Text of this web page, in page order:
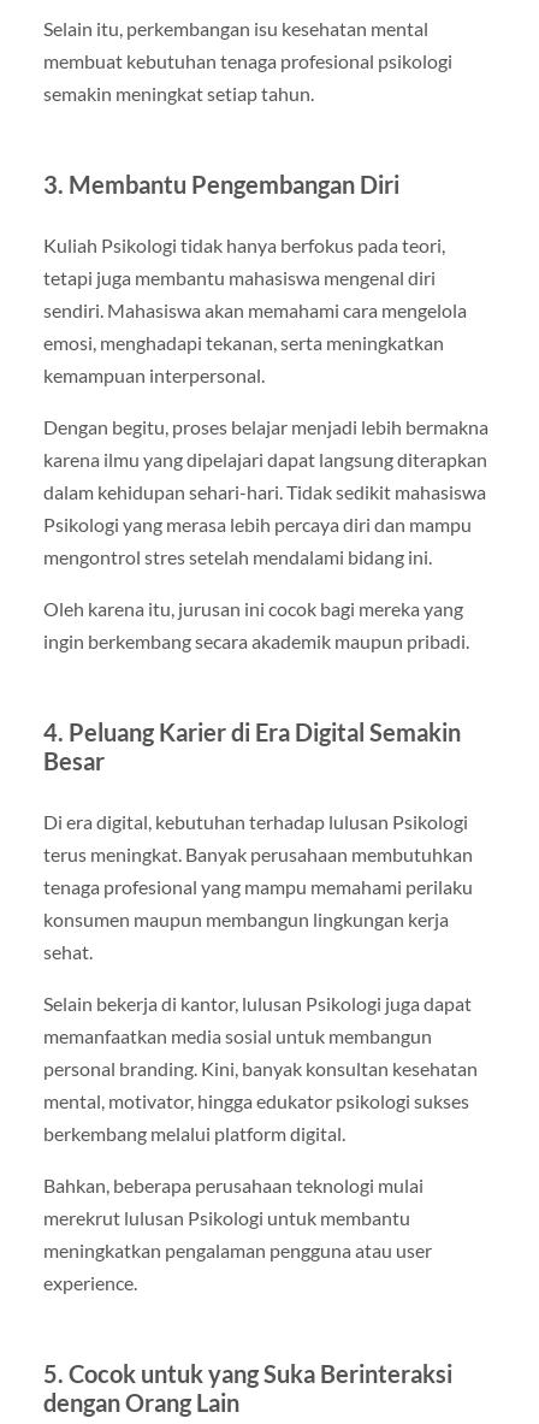
Selain itu, perkembangan isu kesehatan mental
membuat kebutuhan tenaga profesional psikologi
semakin meningkat setiap tahun.
3. Membantu Pengembangan Diri
Kuliah Psikologi tidak hanya berfokus pada teori,
tetapi juga membantu mahasiswa mengenal diri
sendiri. Mahasiswa akan memahami cara mengelola
emosi, menghadapi tekanan, serta meningkatkan
kemampuan interpersonal.
Dengan begitu, proses belajar menjadi lebih bermakna
karena ilmu yang dipelajari dapat langsung diterapkan
dalam kehidupan sehari-hari. Tidak sedikit mahasiswa
Psikologi yang merasa lebih percaya diri dan mampu
mengontrol stres setelah mendalami bidang ini.
Oleh karena itu, jurusan ini cocok bagi mereka yang
ingin berkembang secara akademik maupun pribadi.
4. Peluang Karier di Era Digital Semakin
Besar
Di era digital, kebutuhan terhadap lulusan Psikologi
terus meningkat. Banyak perusahaan membutuhkan
tenaga profesional yang mampu memahami perilaku
konsumen maupun membangun lingkungan kerja
sehat.
Selain bekerja di kantor, lulusan Psikologi juga dapat
memanfaatkan media sosial untuk membangun
personal branding. Kini, banyak konsultan kesehatan
mental, motivator, hingga edukator psikologi sukses
berkembang melalui platform digital.
Bahkan, beberapa perusahaan teknologi mulai
merekrut lulusan Psikologi untuk membantu
meningkatkan pengalaman pengguna atau user
experience.
5. Cocok untuk yang Suka Berinteraksi
dengan Orang Lain